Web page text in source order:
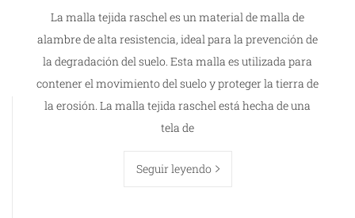
La malla tejida raschel es un material de malla de
alambre de alta resistencia, ideal para la prevención de
la degradación del suelo. Esta malla es utilizada para
contener el movimiento del suelo y proteger la tierra de
la erosión. La malla tejida raschel está hecha de una
tela de
Seguir leyendo